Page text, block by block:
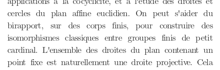
cercles du plan affine euclidien. On peut s'aider du
birapport, sur des corps finis, pour construire des
isomorphismes classiques entre groupes finis de petit
cardinal. L'ensemble des droites du plan contenant un
point fixe est naturellement une droite projective. Cela